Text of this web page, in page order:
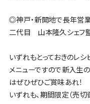
◎神戸・新開地で長年営
二代目 山本隆久シェフ監
いずれもとっておきのレ
メニューですので新入生
はぜひぜひご賞味あれ！
いずれも、期間限定（売切